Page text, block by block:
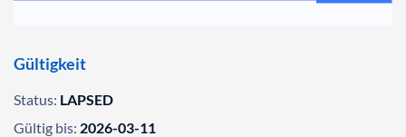
Gültigkeit
Status: LAPSED
Gültig bis: 2026-03-11